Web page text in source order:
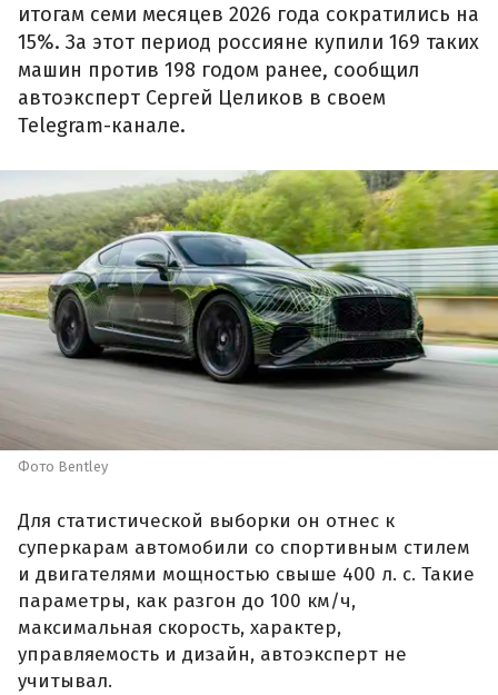
итогам семи месяцев 2026 года сократились на
15%. За этот период россияне купили 169 таких
машин против 198 годом ранее, сообщил
автоэксперт Сергей Целиков в своем
Telegram-канале.
Фото Bentley
Для статистической выборки он отнес к
суперкарам автомобили со спортивным стилем
и двигателями мощностью свыше 400 л. с. Такие
параметры, как разгон до 100 км/ч,
максимальная скорость, характер,
управляемость и дизайн, автоэксперт не
учитывал.